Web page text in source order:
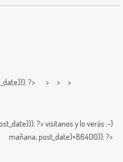
?> > > >
?>visitanos y lo verás ;-)
mañana,post_date)+86400)); ?>